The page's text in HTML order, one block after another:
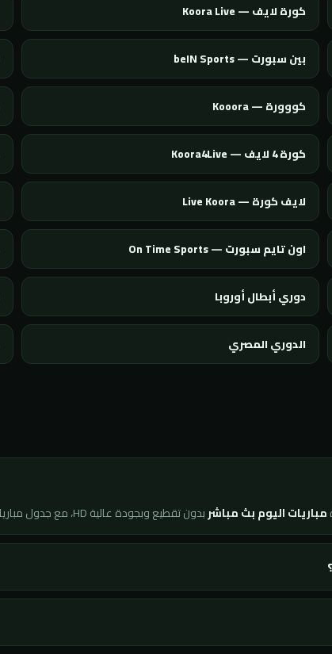
كورة لايف — Koora Live
بين سبورت — beIN Sports
كووورة — Kooora
كورة 4 لايف — Koora4Live
لايف كورة — Live Koora
اون تايم سبورت — On Time Sports
دوري أبطال أوروبا
الدوري المصري
مباريات اليوم بث مباشربدون تقطيع وبجودة عالية HD، مع جدول مباريات محدّث لحظة بلحظة ونتائج فورية لجميع البطولات.